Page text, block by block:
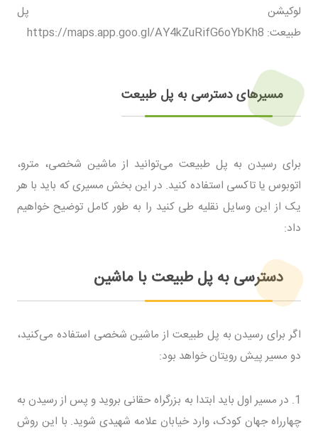
لوکیشن پل
طبیعت: https://maps.app.goo.gl/AY4kZuRifG6oYbKh8
مسیرهای دسترسی به پل طبیعت
برای رسیدن به پل طبیعت می‌توانید از ماشین شخصی، مترو،
اتوبوس یا تاکسی استفاده کنید. در این بخش مسیری که باید با هر
یک از این وسایل نقلیه طی کنید را به طور کامل توضیح خواهیم
داد:
دسترسی به پل طبیعت با ماشین
اگر برای رسیدن به پل طبیعت از ماشین شخصی استفاده می‌کنید،
دو مسیر پیش رویتان خواهد بود:
1. در مسیر اول باید ابتدا به بزرگراه حقانی بروید و پس از رسیدن به
چهارراه جهان کودک، وارد خیابان علامه شهیدی شوید. با این روش